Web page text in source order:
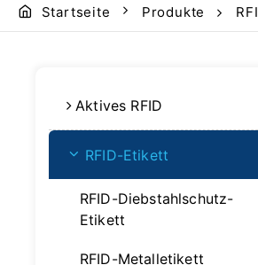
Startseite Produkte
Aktives RFID
RFID-Etikett
RFID-Diebstahlschutz-
Etikett
RFID-Metalletikett